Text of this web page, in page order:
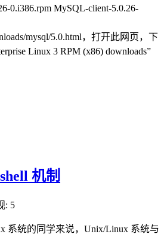
0.i386.rpm MySQL-client-5.0.26-
mysql/5.0.html，打开此网页，下
Linux 3 RPM (x86) downloads”
机制
: 5
系统的同学来说，Unix/Linux 系统与